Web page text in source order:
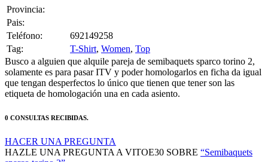
Pais:
Teléfono:
Tag:
T-Shirt,Women
Busco a alguien que alquile pareja de semibaquets sparco torino 2,
solamente es para pasar ITV y poder homologarlos en ficha da igual
que tengan desperfectos lo único que tienen que tener son las
etiqueta de homologación una en cada asiento.
HAZLE UNA PREGUNTA A VITOE30 SOBRE
sparco torino 2”